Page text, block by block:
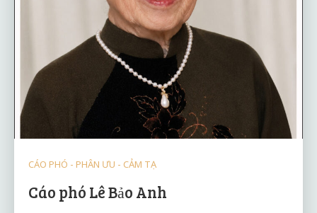
CÁO PHÓ - PHÂN ƯU - CẢM TẠ
Cáo phó Lê Bảo Anh